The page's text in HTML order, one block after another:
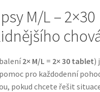
M/L – 2×30
2× M/L = 2× 30 tablet)
pro každodenní
pokud chcete řešit